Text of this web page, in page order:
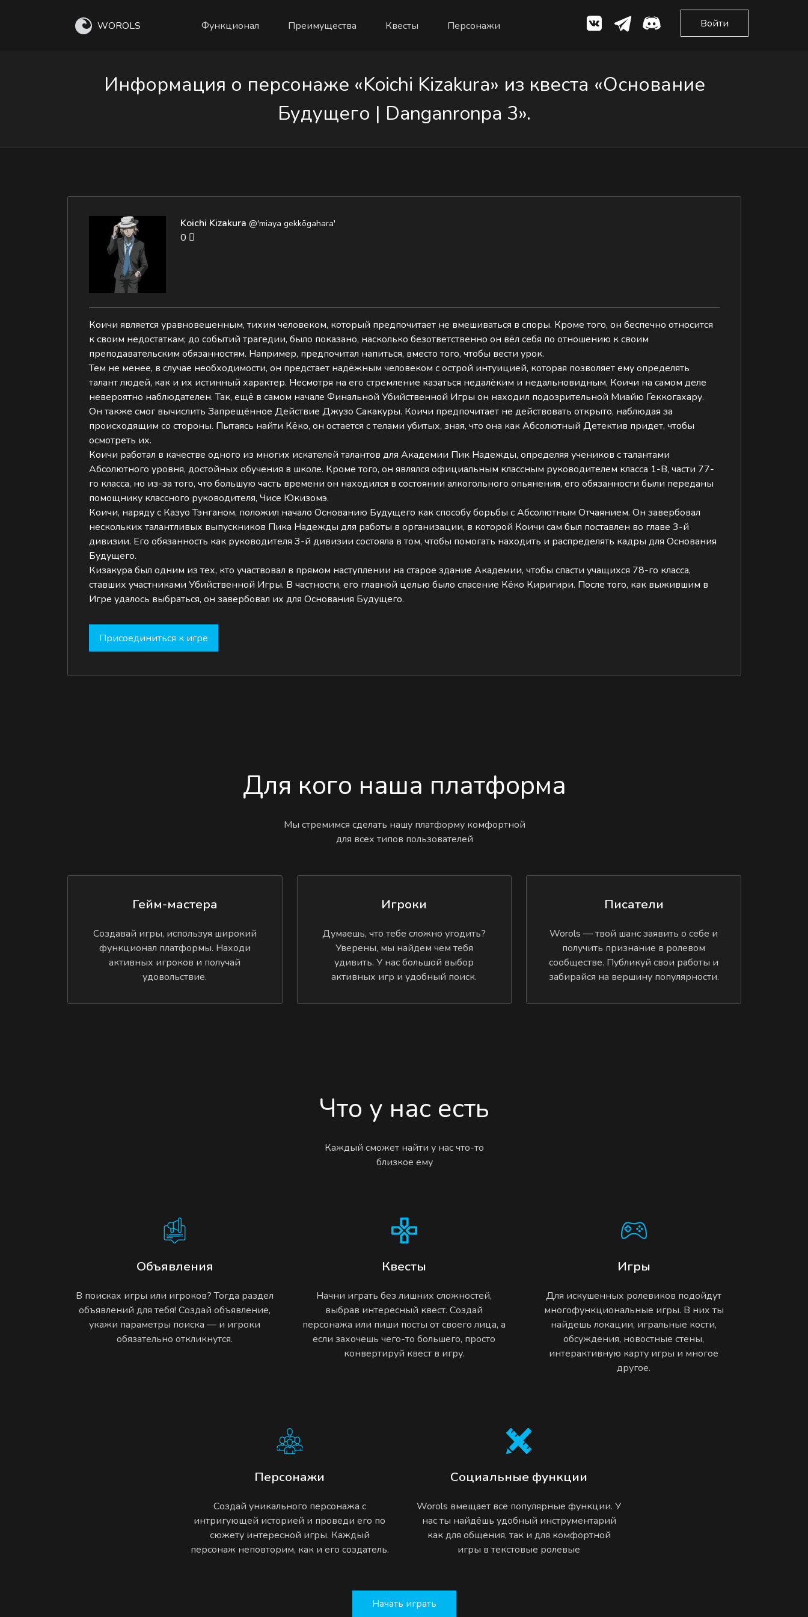
WOROLS Функционал Преимущества Квесты Персонажи Войти
Информация о персонаже «Koichi Kizakura» из квеста «Основание
Будущего | Danganronpa 3».
Koichi Kizakura @'miaya gekkōgahara'
0
Коичи является уравновешенным, тихим человеком, который предпочитает не вмешиваться в споры. Кроме того, он беспечно относится
к своим недостаткам; до событий трагедии, было показано, насколько безответственно он вёл себя по отношению к своим
преподавательским обязанностям. Например, предпочитал напиться, вместо того, чтобы вести урок.
Тем не менее, в случае необходимости, он предстает надёжным человеком с острой интуицией, которая позволяет ему определять
талант людей, как и их истинный характер. Несмотря на его стремление казаться недалёким и недальновидным, Коичи на самом деле
невероятно наблюдателен. Так, ещё в самом начале Финальной Убийственной Игры он находил подозрительной Миайю Геккогахару.
Он также смог вычислить Запрещённое Действие Джузо Сакакуры. Коичи предпочитает не действовать открыто, наблюдая за
происходящим со стороны. Пытаясь найти Кёко, он остается с телами убитых, зная, что она как Абсолютный Детектив придет, чтобы
осмотреть их.
Коичи работал в качестве одного из многих искателей талантов для Академии Пик Надежды, определяя учеников с талантами
Абсолютного уровня, достойных обучения в школе. Кроме того, он являлся официальным классным руководителем класса 1-B, части 77-
го класса, но из-за того, что большую часть времени он находился в состоянии алкогольного опьянения, его обязанности были переданы
помощнику классного руководителя, Чисе Юкизомэ.
Коичи, наряду с Казуо Тэнганом, положил начало Основанию Будущего как способу борьбы с Абсолютным Отчаянием. Он завербовал
нескольких талантливых выпускников Пика Надежды для работы в организации, в которой Коичи сам был поставлен во главе 3-й
дивизии. Его обязанность как руководителя 3-й дивизии состояла в том, чтобы помогать находить и распределять кадры для Основания
Будущего.
Кизакура был одним из тех, кто участвовал в прямом наступлении на старое здание Академии, чтобы спасти учащихся 78-го класса,
ставших участниками Убийственной Игры. В частности, его главной целью было спасение Кёко Киригири. После того, как выжившим в
Игре удалось выбраться, он завербовал их для Основания Будущего.
Присоединиться к игре
Для кого наша платформа
Мы стремимся сделать нашу платформу комфортной
для всех типов пользователей
Гейм-мастера
Создавай игры, используя широкий
функционал платформы. Находи
активных игроков и получай
удовольствие.
Игроки
Думаешь, что тебе сложно угодить?
Уверены, мы найдем чем тебя
удивить. У нас большой выбор
активных игр и удобный поиск.
Писатели
Worols — твой шанс заявить о себе и
получить признание в ролевом
сообществе. Публикуй свои работы и
забирайся на вершину популярности.
Что у нас есть
Каждый сможет найти у нас что-то
близкое ему
Объявления
В поисках игры или игроков? Тогда раздел
объявлений для тебя! Создай объявление,
укажи параметры поиска — и игроки
обязательно откликнутся.
Квесты
Начни играть без лишних сложностей,
выбрав интересный квест. Создай
персонажа или пиши посты от своего лица, а
если захочешь чего-то большего, просто
конвертируй квест в игру.
Игры
Для искушенных ролевиков подойдут
многофункциональные игры. В них ты
найдешь локации, игральные кости,
обсуждения, новостные стены,
интерактивную карту игры и многое
другое.
Персонажи
Создай уникального персонажа с
интригующей историей и проведи его по
сюжету интересной игры. Каждый
персонаж неповторим, как и его создатель.
Социальные функции
Worols вмещает все популярные функции. У
нас ты найдёшь удобный инструментарий
как для общения, так и для комфортной
игры в текстовые ролевые
Начать играть